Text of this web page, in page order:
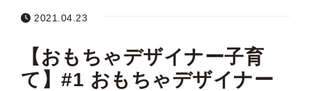
2021.04.23
【おもちゃデザイナー子育
て】#1 おもちゃデザイナー